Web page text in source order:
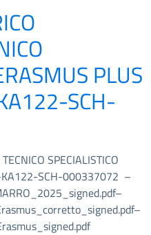
PLUS
SCH-
SPECIALISTICO
KA122-SCH-000337072 –